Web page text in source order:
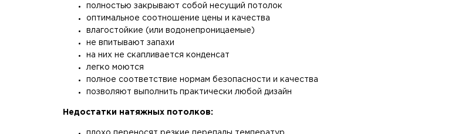
полностью закрывают собой несущий потолок
оптимальное соотношение цены и качества
влагостойкие (или водонепроницаемые)
не впитывают запахи
на них не скапливается конденсат
легко моются
полное соответствие нормам безопасности и качества
позволяют выполнить практически любой дизайн
Недостатки натяжных потолков: